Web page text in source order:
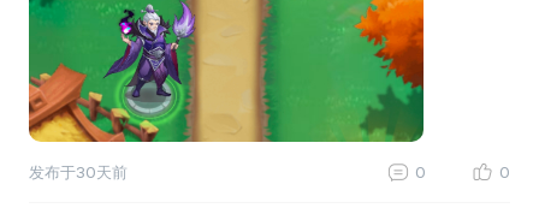
发布于30天前 0 0